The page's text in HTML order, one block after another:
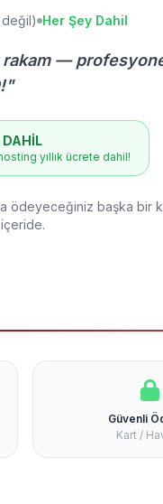
değil) Her Şey Dahil
rakam —
yıllık ücrete dahil!
ödeyeceğiniz başka bir
içeride.
Güvenli
Kart /